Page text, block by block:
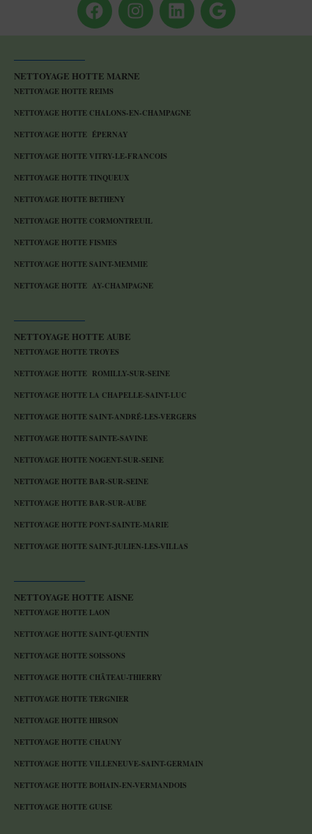
NETTOYAGE HOTTE MARNE
NETTOYAGE HOTTE REIMS
NETTOYAGE HOTTE CHALONS-EN-CHAMPAGNE
NETTOYAGE HOTTE ÉPERNAY
NETTOYAGE HOTTE VITRY-LE-FRANCOIS
NETTOYAGE HOTTE TINQUEUX
NETTOYAGE HOTTE BETHENY
NETTOYAGE HOTTE CORMONTREUIL
NETTOYAGE HOTTE FISMES
NETTOYAGE HOTTE SAINT-MEMMIE
NETTOYAGE HOTTE AY-CHAMPAGNE
NETTOYAGE HOTTE AUBE
NETTOYAGE HOTTE TROYES
NETTOYAGE HOTTE ROMILLY-SUR-SEINE
NETTOYAGE HOTTE LA CHAPELLE-SAINT-LUC
NETTOYAGE HOTTE SAINT-ANDRÉ-LES-VERGERS
NETTOYAGE HOTTE SAINTE-SAVINE
NETTOYAGE HOTTE NOGENT-SUR-SEINE
NETTOYAGE HOTTE BAR-SUR-SEINE
NETTOYAGE HOTTE BAR-SUR-AUBE
NETTOYAGE HOTTE PONT-SAINTE-MARIE
NETTOYAGE HOTTE SAINT-JULIEN-LES-VILLAS
NETTOYAGE HOTTE AISNE
NETTOYAGE HOTTE LAON
NETTOYAGE HOTTE SAINT-QUENTIN
NETTOYAGE HOTTE SOISSONS
NETTOYAGE HOTTE CHÂTEAU-THIERRY
NETTOYAGE HOTTE TERGNIER
NETTOYAGE HOTTE HIRSON
NETTOYAGE HOTTE CHAUNY
NETTOYAGE HOTTE VILLENEUVE-SAINT-GERMAIN
NETTOYAGE HOTTE BOHAIN-EN-VERMANDOIS
NETTOYAGE HOTTE GUISE